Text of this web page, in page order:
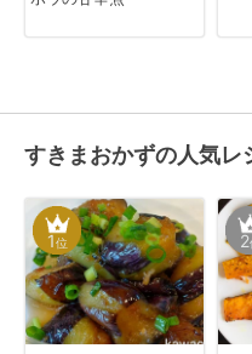
すきまおかずの人気レ
1位 2